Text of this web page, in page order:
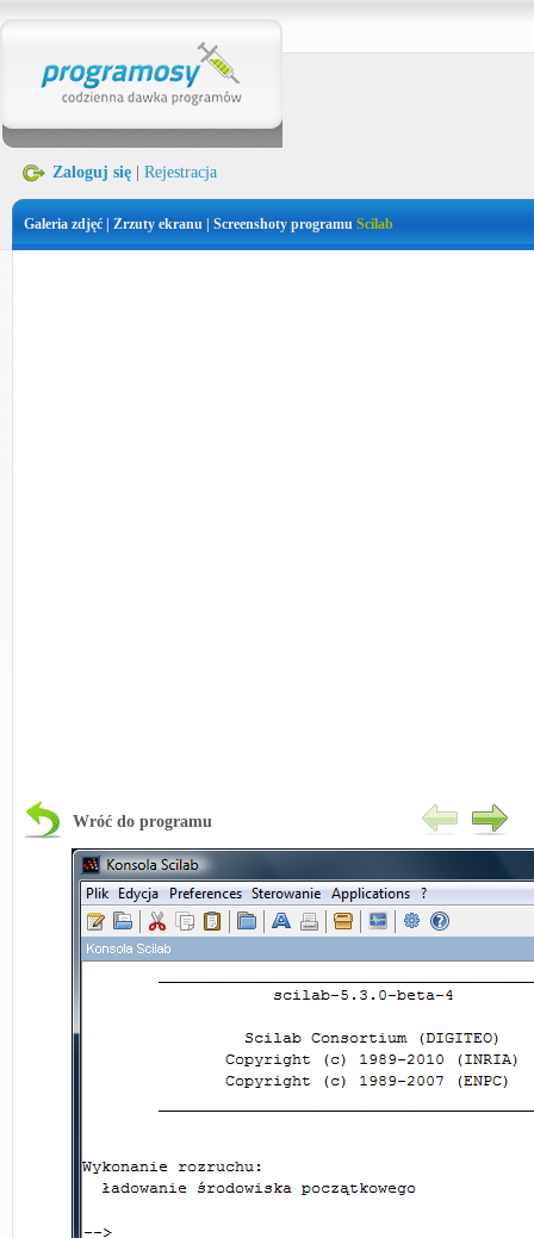
Zaloguj się Rejestracja
Galeria zdjęć | Zrzuty ekranu | Screenshoty programu Scilab
Wróć do programu